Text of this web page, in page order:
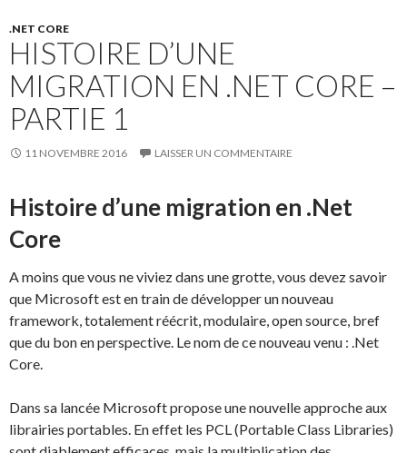
k
.NET CORE
HISTOIRE D’UNE
MIGRATION EN .NET CORE –
PARTIE 1
11 NOVEMBRE 2016 LAISSER UN COMMENTAIRE
Histoire d’une migration en .Net
Core
A moins que vous ne viviez dans une grotte, vous devez savoir
que Microsoft est en train de développer un nouveau
framework, totalement réécrit, modulaire, open source, bref
que du bon en perspective. Le nom de ce nouveau venu : .Net
Core.
Dans sa lancée Microsoft propose une nouvelle approche aux
librairies portables. En effet les PCL (Portable Class Libraries)